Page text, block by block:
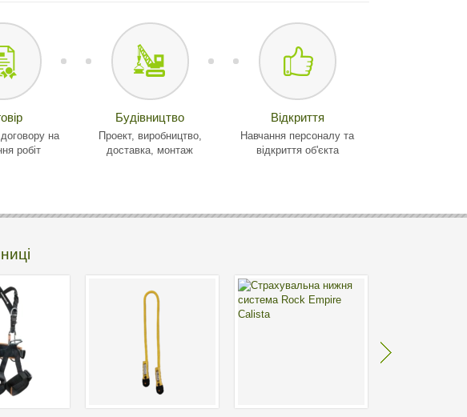
на
робіт
Будівництво
Проект, виробництво,
доставка, монтаж
Відкриття
Навчання персоналу та
відкриття об'єкта